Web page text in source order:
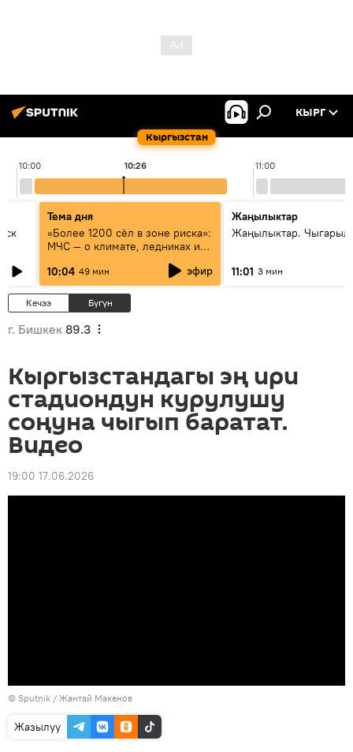
Кыргызстан
КЫРГ
10:00 11:00
10:26
Тема дня
«Более 1200 сёл в зоне риска»:
МЧС — о климате, ледниках и
населения
10:04 49 мин эфир
Жаңылыктар
Жаңылыктар.
11:01 3 мин
Кечээ Бүгүн
г. Бишкек 89.3
Кыргызстандагы эң ири
стадиондун курулушу
соңуна чыгып баратат.
Видео
19:00 17.06.2026
© Sputnik / Жантай Макенов
Жазылуу